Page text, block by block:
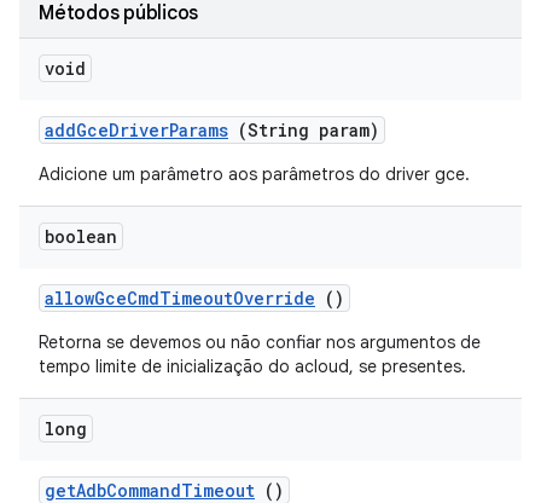
Métodos públicos
void
addGceDriverParams (String param)
Adicione um parâmetro aos parâmetros do driver gce.
boolean
allowGceCmdTimeoutOverride ()
Retorna se devemos ou não confiar nos argumentos de
tempo limite de inicialização do acloud, se presentes.
long
getAdbCommandTimeout ()